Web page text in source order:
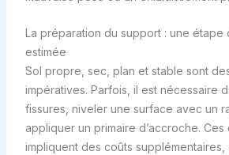
La préparation du support : une étape
estimée
Sol propre, sec, plan et stable sont
impératives. Parfois, il est nécessaire
fissures, niveler une surface avec un
appliquer un primaire d’accroche. Ces
impliquent des coûts